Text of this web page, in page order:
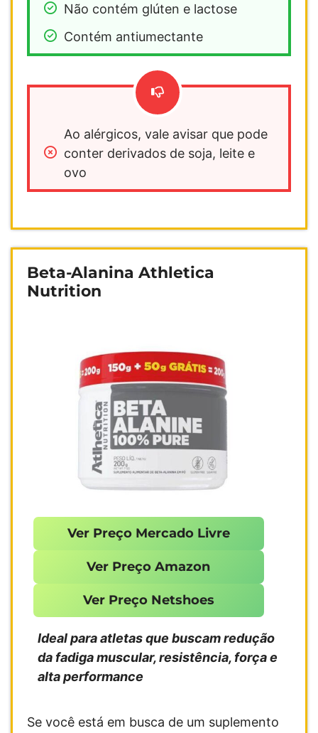
Não contém glúten e lactose
Contém antiumectante
Ao alérgicos, vale avisar que pode
conter derivados de soja, leite e
ovo
Beta-Alanina Athletica
Nutrition
Ver Preço Mercado Livre
Ver Preço Amazon
Ver Preço Netshoes
Ideal para atletas que buscam redução
da fadiga muscular, resistência, força e
alta performance
Se você está em busca de um suplemento